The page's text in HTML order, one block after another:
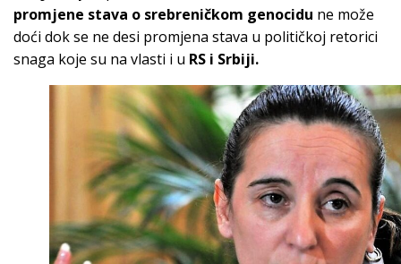
promjene stava o srebreničkom genocidu ne može
doći dok se ne desi promjena stava u političkoj retorici
snaga koje su na vlasti i u RS i Srbiji.